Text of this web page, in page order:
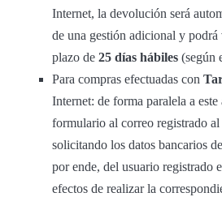
Internet, la devolución será
de una gestión adicional y podrá
plazo de 25 días hábiles (según
Para compras efectuadas con
Internet: de forma paralela a
formulario al correo registrado
solicitando los datos bancarios
por ende, del usuario registrado
efectos de realizar la